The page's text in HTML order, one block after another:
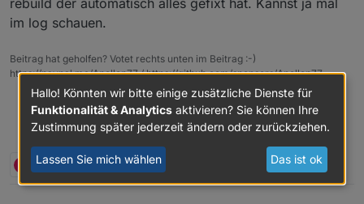
rebuild der automatisch alles gefixt hat. Kannst ja mal
im log schauen.
Beitrag hat geholfen? Votet rechts unten im Beitrag :-)
https://paypal.me/Apollon77 / https://github.com/sponsors/Apollon77
Debug-Log für Instanz einschalten? Admin -> Instanzen ->
Expertenmodus -> Instanz aufklappen - Loglevel ändern
Logfiles auf Platte /opt/iobroker/log/… nutzen, Admin schneidet
Zeilen ab
2 Antworten 0
Hallo! Könnten wir bitte einige zusätzliche Dienste für
Funktionalität & Analytics aktivieren? Sie können Ihre
Zustimmung später jederzeit ändern oder zurückziehen.
Lassen Sie mich wählen Das ist ok